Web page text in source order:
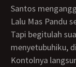
Santos
Lalu Mas
Tapi begitulah suamiku yang sebenarnya. Kalau mau
menyetubuhiku,
Kontolnya